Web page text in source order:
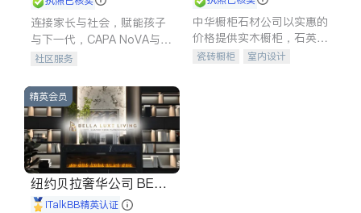
连接家长与社会，赋能孩子
与下一代，CAPA NoVA与您
携手建设包容、公平、充满
社区服务
中华橱柜石材公司以实惠的
价格提供实木橱柜，石英石
台面，多种优质不锈钢水
瓷砖橱柜
室内设计
精英会员
纽约贝拉奢华公司 BELL
A LUXE
iTalkBB精英认证